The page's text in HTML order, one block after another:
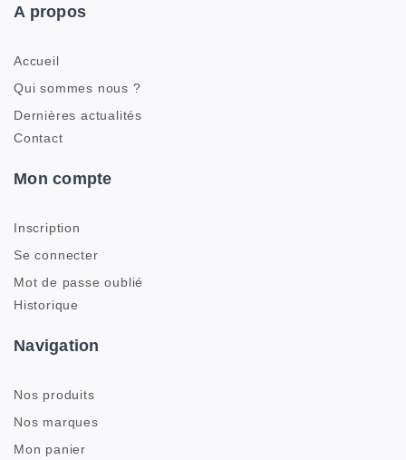
A propos
Accueil
Qui sommes nous ?
Dernières actualités
Contact
Mon compte
Inscription
Se connecter
Mot de passe oublié
Historique
Navigation
Nos produits
Nos marques
Mon panier